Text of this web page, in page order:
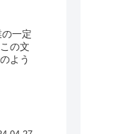
一定
の文
よう